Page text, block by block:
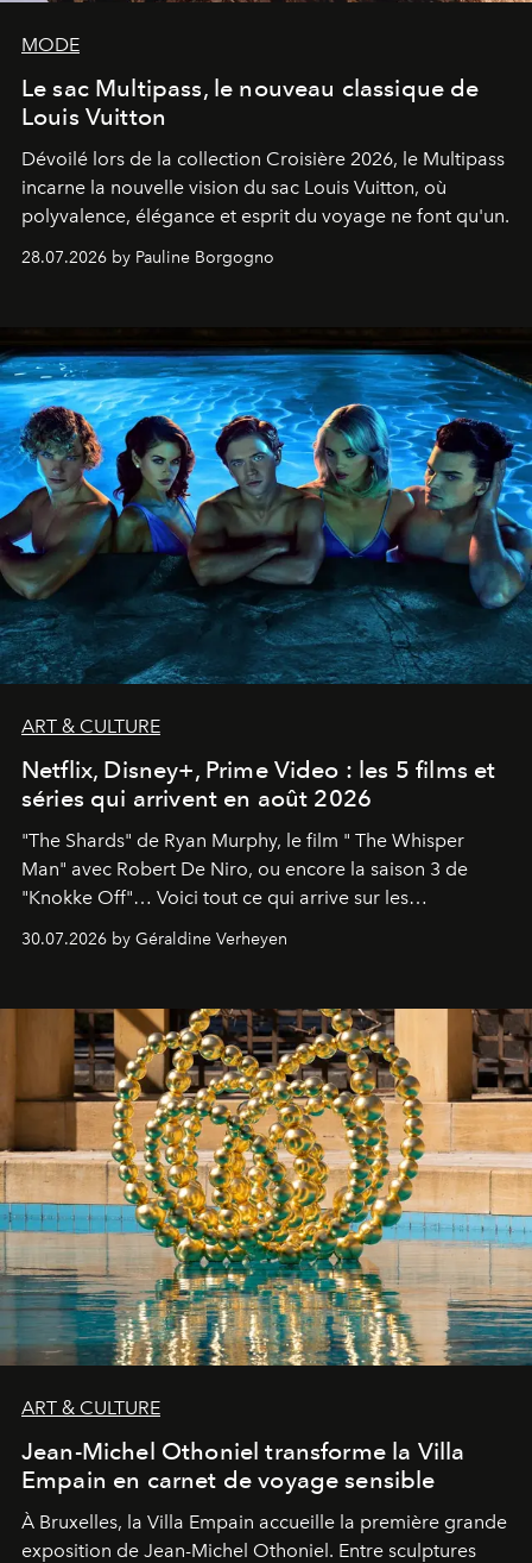
MODE
Le sac Multipass, le nouveau classique de
Louis Vuitton
Dévoilé lors de la collection Croisière 2026, le Multipass
incarne la nouvelle vision du sac Louis Vuitton, où
polyvalence, élégance et esprit du voyage ne font qu'un.
28.07.2026 by Pauline Borgogno
ART & CULTURE
Netflix, Disney+, Prime Video : les 5 films et
séries qui arrivent en août 2026
"The Shards" de Ryan Murphy, le film " The Whisper
Man" avec Robert De Niro, ou encore la saison 3 de
"Knokke Off"… Voici tout ce qui arrive sur les
30.07.2026 by Géraldine Verheyen
ART & CULTURE
Jean-Michel Othoniel transforme la Villa
Empain en carnet de voyage sensible
À Bruxelles, la Villa Empain accueille la première grande
exposition de Jean-Michel Othoniel. Entre sculptures